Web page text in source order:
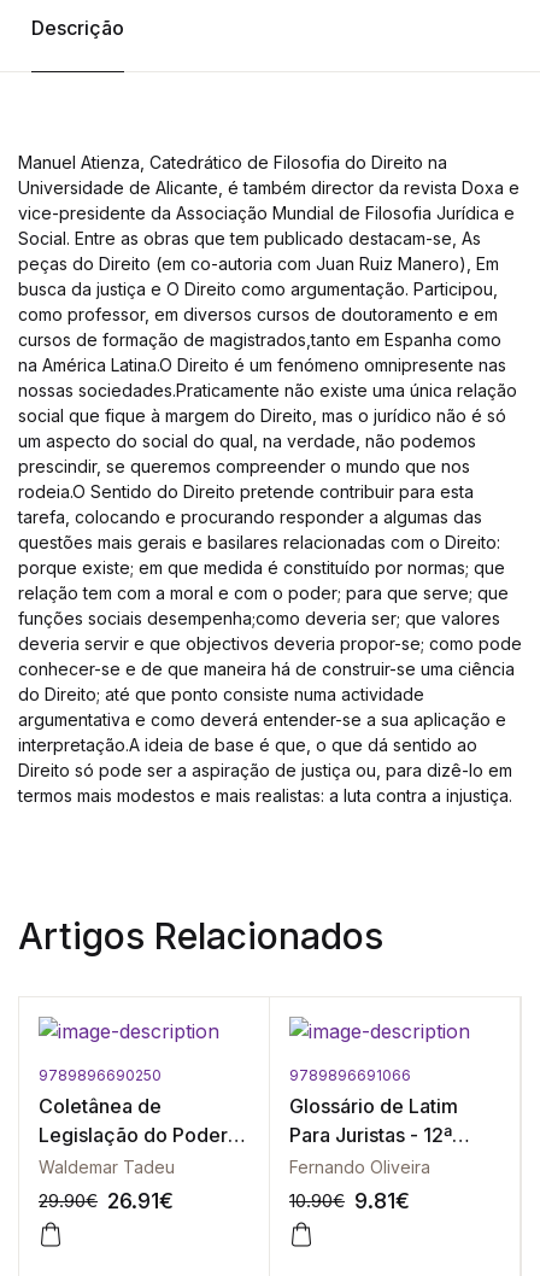
Descrição
Manuel Atienza, Catedrático de Filosofia do Direito na
Universidade de Alicante, é também director da revista Doxa e
vice-presidente da Associação Mundial de Filosofia Jurídica e
Social. Entre as obras que tem publicado destacam-se, As
peças do Direito (em co-autoria com Juan Ruiz Manero), Em
busca da justiça e O Direito como argumentação. Participou,
como professor, em diversos cursos de doutoramento e em
cursos de formação de magistrados,tanto em Espanha como
na América Latina.O Direito é um fenómeno omnipresente nas
nossas sociedades.Praticamente não existe uma única relação
social que fique à margem do Direito, mas o jurídico não é só
um aspecto do social do qual, na verdade, não podemos
prescindir, se queremos compreender o mundo que nos
rodeia.O Sentido do Direito pretende contribuir para esta
tarefa, colocando e procurando responder a algumas das
questões mais gerais e basilares relacionadas com o Direito:
porque existe; em que medida é constituído por normas; que
relação tem com a moral e com o poder; para que serve; que
funções sociais desempenha;como deveria ser; que valores
deveria servir e que objectivos deveria propor-se; como pode
conhecer-se e de que maneira há de construir-se uma ciência
do Direito; até que ponto consiste numa actividade
argumentativa e como deverá entender-se a sua aplicação e
interpretação.A ideia de base é que, o que dá sentido ao
Direito só pode ser a aspiração de justiça ou, para dizê-lo em
termos mais modestos e mais realistas: a luta contra a injustiça.
Artigos Relacionados
9789896690250
Coletânea de
Legislação do Poder
Executivo e Órgãos
Essenciais Auxiliares
Waldemar Tadeu
29.90€ 26.91€
9789896691066
Glossário de Latim
Para Juristas - 12ª
Edição
Fernando Oliveira
10.90€ 9.81€